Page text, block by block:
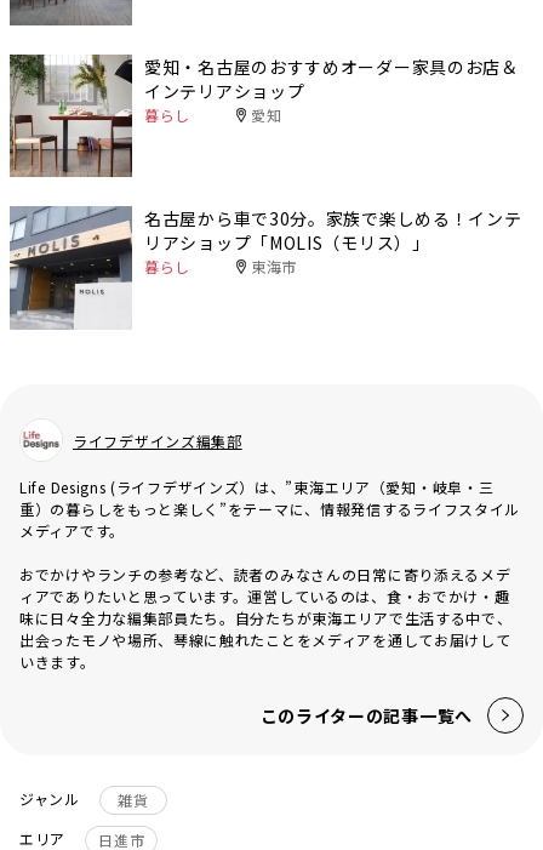
愛知・名古屋のおすすめオーダー家具のお店＆
インテリアショップ
暮らし 愛知
名古屋から車で30分。家族で楽しめる！インテ
リアショップ「MOLIS（モリス）」
暮らし 東海市
ライフデザインズ編集部
Life Designs (ライフデザインズ）は、”東海エリア（愛知・岐阜・三
重）の暮らしをもっと楽しく”をテーマに、情報発信するライフスタイル
メディアです。
おでかけやランチの参考など、読者のみなさんの日常に寄り添えるメデ
ィアでありたいと思っています。運営しているのは、食・おでかけ・趣
味に日々全力な編集部員たち。自分たちが東海エリアで生活する中で、
出会ったモノや場所、琴線に触れたことをメディアを通してお届けして
いきます。
このライターの記事一覧へ
ジャンル
雑貨
エリア
日進市